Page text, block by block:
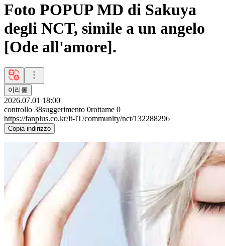
Foto POPUP MD di Sakuya
degli NCT, simile a un angelo
[Ode all'amore].
이리롱
2026.07.01 18:00
controllo 38suggerimento 0rottame 0
https://fanplus.co.kr/it-IT/community/nct/132288296
Copia indirizzo